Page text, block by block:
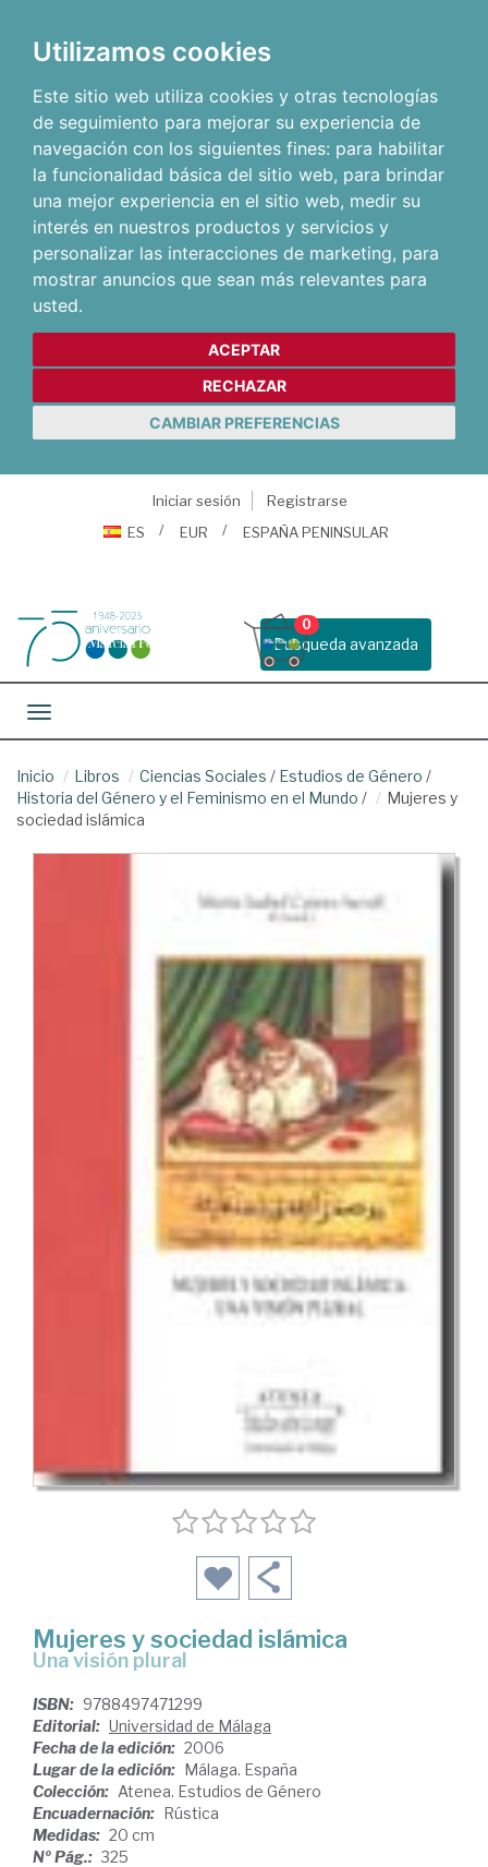
Utilizamos cookies
Este sitio web utiliza cookies y otras tecnologías
de seguimiento para mejorar su experiencia de
navegación con los siguientes fines: para habilitar
la funcionalidad básica del sitio web, para brindar
una mejor experiencia en el sitio web, medir su
interés en nuestros productos y servicios y
personalizar las interacciones de marketing, para
mostrar anuncios que sean más relevantes para
usted.
ACEPTAR
RECHAZAR
CAMBIAR PREFERENCIAS
Iniciar sesión
Registrarse
ES
EUR ESPAÑA PENINSULAR
Busqueda avanzada
0
Toggle navigation
Inicio Libros Ciencias Sociales / Estudios de Género /
Historia del Género y el Feminismo en el Mundo /
Mujeres y
sociedad islámica
Mujeres y sociedad islámica
una visión plural
ISBN: 9788497471299
Editorial: Universidad de Málaga
Fecha de la edición: 2006
Lugar de la edición: Málaga. España
Colección: Atenea. Estudios de Género
Encuadernación: Rústica
Medidas: 20 cm
Nº Pág.: 325